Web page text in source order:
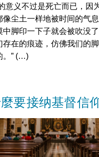
意义不过是死亡而已，因
像尘土一样地被时间的气
中脚印一下子就会被吹没
存在的痕迹，仿佛我们的
。” (…)
要接纳基督信